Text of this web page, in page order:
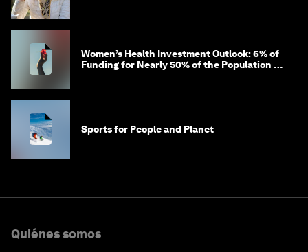
Women’s Health Investment Outlook: 6% of
Funding for Nearly 50% of the Population –
Sports for People and Planet
Quiénes somos